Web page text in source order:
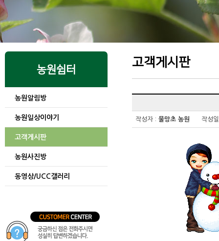
농원쉼터
농원알림방
농원일상이야기
고객게시판
농원사진방
동영상/UCC갤러리
고객게시판
테이블
게시글을
작성자 : 물망초 농원 작성